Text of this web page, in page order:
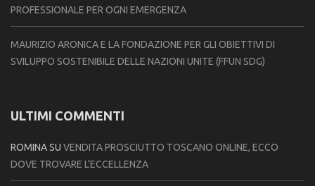
PROFESSIONALE PER OGNI EMERGENZA
MAURIZIO ARONICA E LA FONDAZIONE PER GLI OBIETTIVI DI
SVILUPPO SOSTENIBILE DELLE NAZIONI UNITE (FFUN SDG)
ULTIMI COMMENTI
ROMINASU VENDITA PROSCIUTTO TOSCANO ONLINE, ECCO
DOVE TROVARE L’ECCELLENZA